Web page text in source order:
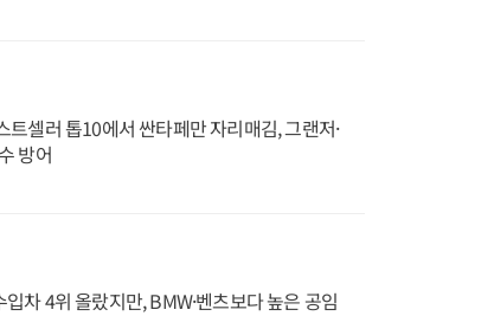
트셀러 톱10에서 싼타페만 자리매김, 그랜저·
방어
차 4위 올랐지만, BMW·벤츠보다 높은 공임